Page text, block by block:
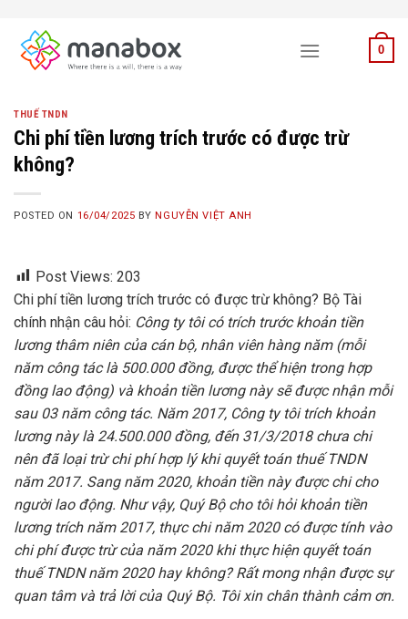
content
0
THUẾ TNDN
Chi phí tiền lương trích trước có được trừ
không?
POSTED ON 16/04/2025 BYNGUYỄN VIỆT ANH
Post Views: 203
Chi phí tiền lương trích trước có được trừ không? Bộ Tài
chính nhận câu hỏi: Công ty tôi có trích trước khoản tiền
lương thâm niên của cán bộ, nhân viên hàng năm (mỗi
năm công tác là 500.000 đồng, được thể hiện trong hợp
đồng lao động) và khoản tiền lương này sẽ được nhận mỗi
sau 03 năm công tác. Năm 2017, Công ty tôi trích khoản
lương này là 24.500.000 đồng, đến 31/3/2018 chưa chi
nên đã loại trừ chi phí hợp lý khi quyết toán thuế TNDN
năm 2017. Sang năm 2020, khoản tiền này được chi cho
người lao động. Như vậy, Quý Bộ cho tôi hỏi khoản tiền
lương trích năm 2017, thực chi năm 2020 có được tính vào
chi phí được trừ của năm 2020 khi thực hiện quyết toán
thuế TNDN năm 2020 hay không? Rất mong nhận được sự
quan tâm và trả lời của Quý Bộ. Tôi xin chân thành cảm ơn.